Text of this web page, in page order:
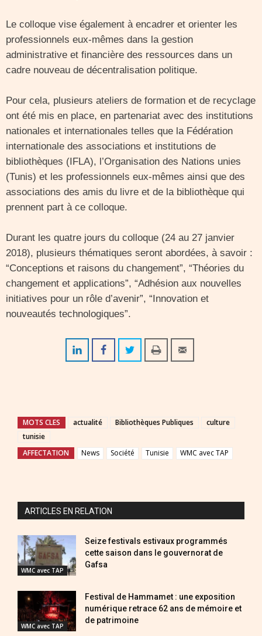
Le colloque vise également à encadrer et orienter les
professionnels eux-mêmes dans la gestion
administrative et financière des ressources dans un
cadre nouveau de décentralisation politique.
Pour cela, plusieurs ateliers de formation et de recyclage
ont été mis en place, en partenariat avec des institutions
nationales et internationales telles que la Fédération
internationale des associations et institutions de
bibliothèques (IFLA), l’Organisation des Nations unies
(Tunis) et les professionnels eux-mêmes ainsi que des
associations des amis du livre et de la bibliothèque qui
prennent part à ce colloque.
Durant les quatre jours du colloque (24 au 27 janvier
2018), plusieurs thématiques seront abordées, à savoir :
“Conceptions et raisons du changement”, “Théories du
changement et applications”, “Adhésion aux nouvelles
initiatives pour un rôle d’avenir”, “Innovation et
nouveautés technologiques”.
MOTS CLES actualité Bibliothèques Publiques
culture
tunisie
AFFECTATION
News Société Tunisie WMC avec TAP
ARTICLES EN RELATION
WMC avec TAP
Seize festivals estivaux programmés
cette saison dans le gouvernorat de
Gafsa
WMC avec TAP
Festival de Hammamet : une exposition
numérique retrace 62 ans de mémoire et
de patrimoine